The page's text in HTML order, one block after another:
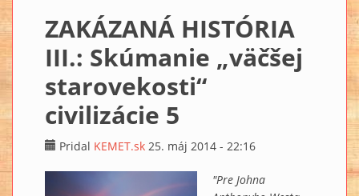
ZAKÁZANÁ HISTÓRIA
III.: Skúmanie „väčšej
starovekosti“
civilizácie 5
Pridal KEMET.sk 25. máj 2014 - 22:16
"Pre Johna